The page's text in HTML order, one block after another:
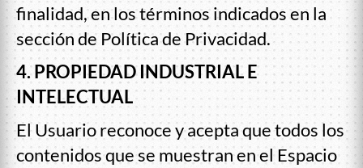
finalidad, en los términos indicados en la
sección de Política de Privacidad.
4. PROPIEDAD INDUSTRIAL E
INTELECTUAL
El Usuario reconoce y acepta que todos los
contenidos que se muestran en el Espacio